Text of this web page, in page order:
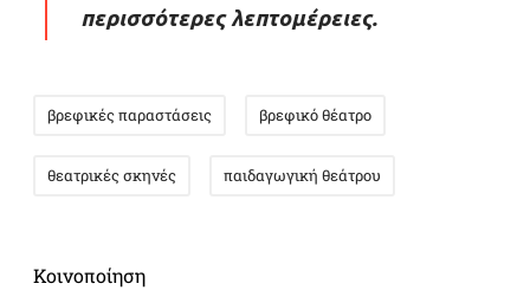
περισσότερες λεπτομέρειες.
βρεφικές παραστάσεις βρεφικό θέατρο
θεατρικές σκηνές παιδαγωγική θεάτρου
Κοινοποίηση